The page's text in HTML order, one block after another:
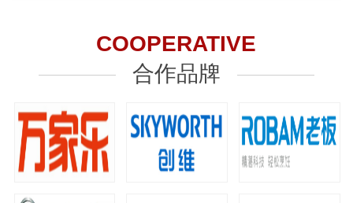
COOPERATIVE
合作品牌